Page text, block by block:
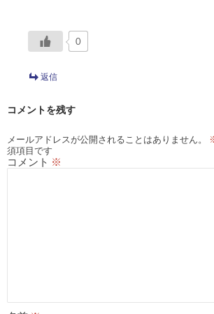
0
返信
コメントを残す
メールアドレスが公開されることはありません。
須項目です
コメント ※